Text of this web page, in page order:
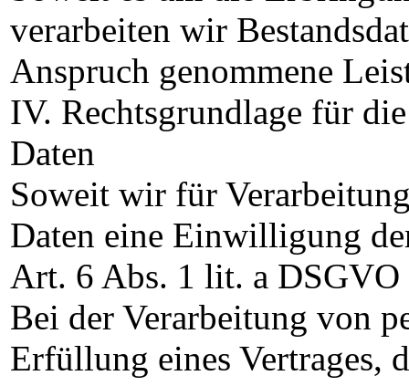
verarbeiten wir
Anspruch genommene
IV. Rechtsgrundlage für
Daten
Soweit wir für
Daten eine Einwilligung
Art. 6 Abs. 1 lit. a DSGVO
Bei der Verarbeitung von
Erfüllung eines Vertrages,